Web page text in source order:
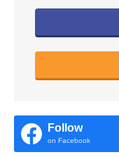
Follow
on Facebook